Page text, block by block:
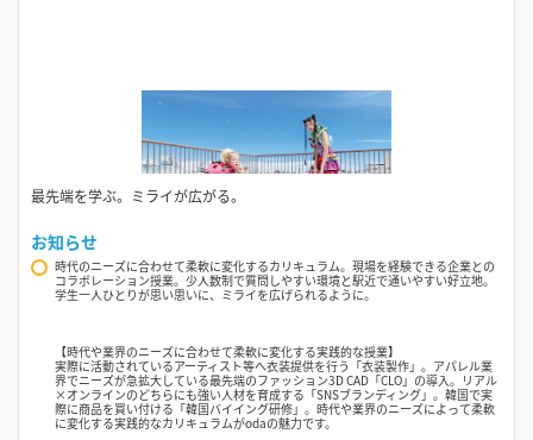
最先端を学ぶ。ミライが広がる。
お知らせ
時代のニーズに合わせて柔軟に変化するカリキュラム。現場を経験できる企業との
コラボレーション授業。少人数制で質問しやすい環境と駅近で通いやすい好立地。
学生一人ひとりが思い思いに、ミライを広げられるように。
【時代や業界のニーズに合わせて柔軟に変化する実践的な授業】
実際に活動されているアーティスト等へ衣装提供を行う「衣装製作」。アパレル業
界でニーズが急拡大している最先端のファッション3D CAD「CLO」の導入。リアル
×オンラインのどちらにも強い人材を育成する「SNSブランディング」。韓国で実
際に商品を買い付ける「韓国バイイング研修」。時代や業界のニーズによって柔軟
に変化する実践的なカリキュラムがodaの魅力です。